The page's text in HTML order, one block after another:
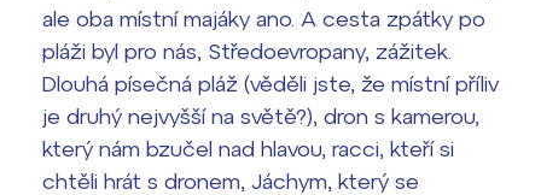
ale oba místní majáky ano. A cesta zpátky po
pláži byl pro nás, Středoevropany, zážitek.
Dlouhá písečná pláž (věděli jste, že místní příliv
je druhý nejvyšší na světě?), dron s kamerou,
který nám bzučel nad hlavou, racci, kteří si
chtěli hrát s dronem, Jáchym, který se